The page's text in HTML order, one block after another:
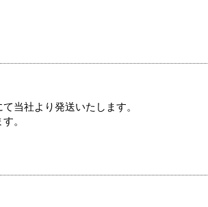
当社より発送いたします。
。